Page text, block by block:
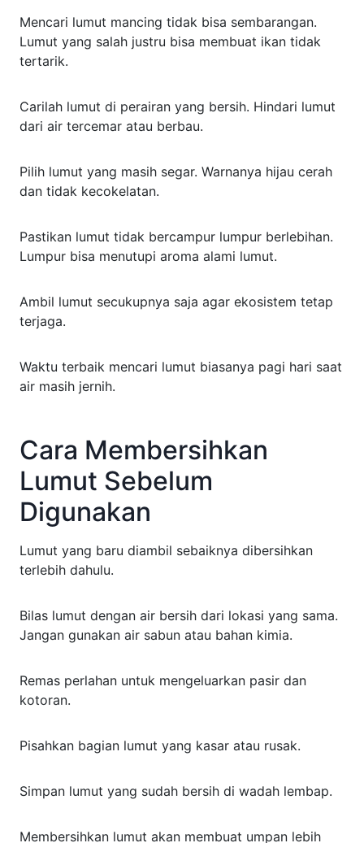
Mencari lumut mancing tidak bisa sembarangan.
Lumut yang salah justru bisa membuat ikan tidak
tertarik.
Carilah lumut di perairan yang bersih. Hindari lumut
dari air tercemar atau berbau.
Pilih lumut yang masih segar. Warnanya hijau cerah
dan tidak kecokelatan.
Pastikan lumut tidak bercampur lumpur berlebihan.
Lumpur bisa menutupi aroma alami lumut.
Ambil lumut secukupnya saja agar ekosistem tetap
terjaga.
Waktu terbaik mencari lumut biasanya pagi hari saat
air masih jernih.
Cara Membersihkan
Lumut Sebelum
Digunakan
Lumut yang baru diambil sebaiknya dibersihkan
terlebih dahulu.
Bilas lumut dengan air bersih dari lokasi yang sama.
Jangan gunakan air sabun atau bahan kimia.
Remas perlahan untuk mengeluarkan pasir dan
kotoran.
Pisahkan bagian lumut yang kasar atau rusak.
Simpan lumut yang sudah bersih di wadah lembap.
Membersihkan lumut akan membuat umpan lebih